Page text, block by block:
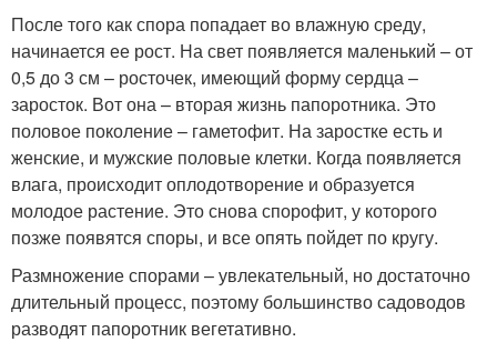
После того как спора попадает во влажную среду,
начинается ее рост. На свет появляется маленький – от
0,5 до 3 см – росточек, имеющий форму сердца –
заросток. Вот она – вторая жизнь папоротника. Это
половое поколение – гаметофит. На заростке есть и
женские, и мужские половые клетки. Когда появляется
влага, происходит оплодотворение и образуется
молодое растение. Это снова спорофит, у которого
позже появятся споры, и все опять пойдет по кругу.
Размножение спорами – увлекательный, но достаточно
длительный процесс, поэтому большинство садоводов
разводят папоротник вегетативно.